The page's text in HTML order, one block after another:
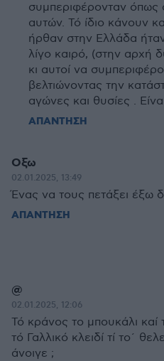
συμπεριφέρονταν όπως
αυτών. Τό ίδιο κάνουν
ήρθαν στην Ελλάδα
λίγο καιρό, (στην αρχή
κι αυτοί να
βελτιώνοντας την
αγώνες και θυσίες .
ΑΠΑΝΤΗΣΗ
Οξω
02.01.2025, 13:49
Ένας να τους πετάξει έξω
ΑΠΑΝΤΗΣΗ
@
02.01.2025, 12:06
Τό κράνος το μπουκάλι καί
τό Γαλλικό κλειδί τί το΄
άνοιγε ;